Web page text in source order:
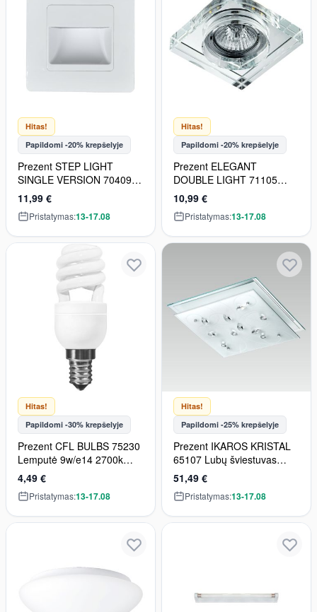
Hitas!
Papildomi -20% krepšelyje
Prezent STEP LIGHT
SINGLE VERSION 70409
Lauko laiptų įmontuojama
švieslentė 1x1W/LED 95lm
IP20
11,99 €
Pristatymas:13-17.08
Hitas!
Papildomi -20% krepšelyje
Prezent ELEGANT
DOUBLE LIGHT 71105
Įmontuojamas apšvietimas
1x50W/GU10|1x3W/LED
380lm IP20
10,99 €
Pristatymas:13-17.08
Hitas!
Papildomi -30% krepšelyje
Prezent CFL BULBS 75230
Lemputė 9w/e14 2700k
405lm
4,49 €
Pristatymas:13-17.08
Hitas!
Papildomi -25% krepšelyje
Prezent IKAROS KRISTAL
65107 Lubų šviestuvas
3x60W/E27 IP20
51,49 €
Pristatymas:13-17.08